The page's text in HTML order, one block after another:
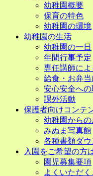
幼稚園概要
保育の特色
幼稚園の環境
幼稚園の生活
幼稚園の一日
年間行事予定
専任講師に
給食・お弁当
安心安全への
課外活動
保護者向けコンテ
幼稚園から
みぬま写真館
各種書類ダウ
入園をご希望の方
園児募集要項
よくいただく